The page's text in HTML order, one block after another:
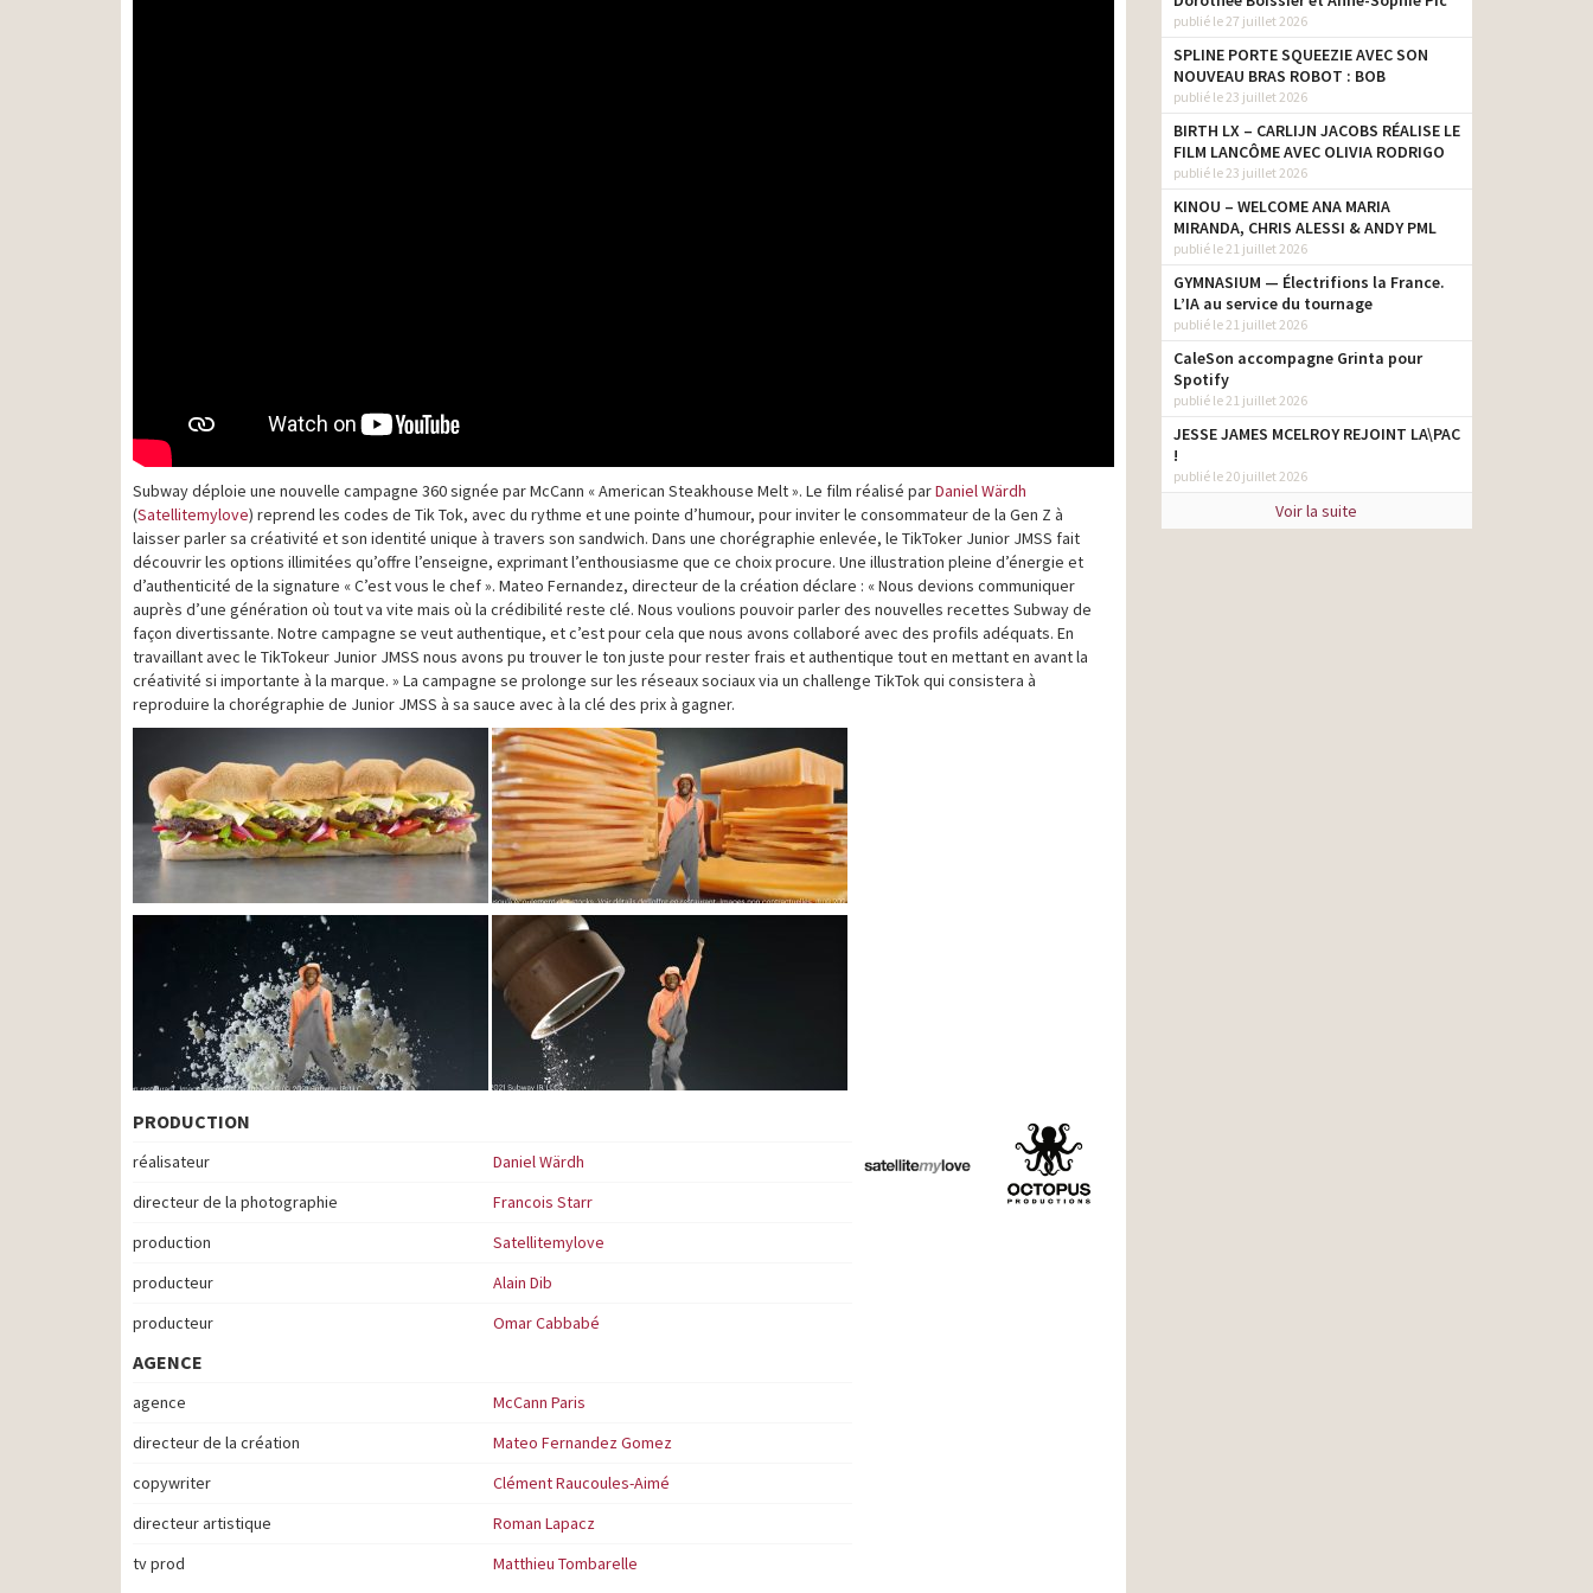
Subway déploie une nouvelle campagne 360 signée par McCann « American Steakhouse Melt ». Le film réalisé parDaniel Wärdh
(Satellitemylove) reprend les codes de Tik Tok, avec du rythme et une pointe d’humour, pour inviter le consommateur de la Gen Z à
laisser parler sa créativité et son identité unique à travers son sandwich. Dans une chorégraphie enlevée, le TikToker Junior JMSS fait
découvrir les options illimitées qu’offre l’enseigne, exprimant l’enthousiasme que ce choix procure. Une illustration pleine d’énergie et
d’authenticité de la signature « C’est vous le chef ». Mateo Fernandez, directeur de la création déclare : « Nous devions communiquer
auprès d’une génération où tout va vite mais où la crédibilité reste clé. Nous voulions pouvoir parler des nouvelles recettes Subway de
façon divertissante. Notre campagne se veut authentique, et c’est pour cela que nous avons collaboré avec des profils adéquats. En
travaillant avec le TikTokeur Junior JMSS nous avons pu trouver le ton juste pour rester frais et authentique tout en mettant en avant la
créativité si importante à la marque. » La campagne se prolonge sur les réseaux sociaux via un challenge TikTok qui consistera à
reproduire la chorégraphie de Junior JMSS à sa sauce avec à la clé des prix à gagner.
PRODUCTION
réalisateur
Daniel Wärdh
directeur de la photographie
Francois Starr
production
Satellitemylove
producteur
Alain Dib
producteur
Omar Cabbabé
AGENCE
agence
McCann Paris
directeur de la création
Mateo Fernandez Gomez
copywriter
Clément Raucoules-Aimé
directeur artistique
Roman Lapacz
tv prod
Matthieu Tombarelle
publié le 27 juillet 2026
SPLINE PORTE SQUEEZIE AVEC SON
NOUVEAU BRAS ROBOT : BOB
publié le 23 juillet 2026
BIRTH LX – CARLIJN JACOBS RÉALISE LE
FILM LANCÔME AVEC OLIVIA RODRIGO
publié le 23 juillet 2026
KINOU – WELCOME ANA MARIA
MIRANDA, CHRIS ALESSI & ANDY PML
publié le 21 juillet 2026
GYMNASIUM — Électrifions la France.
L’IA au service du tournage
publié le 21 juillet 2026
CaleSon accompagne Grinta pour
Spotify
publié le 21 juillet 2026
JESSE JAMES MCELROY REJOINT LA\PAC
!
publié le 20 juillet 2026
Voir la suite